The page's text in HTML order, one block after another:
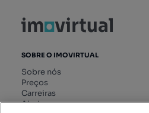
SOBRE O IMOVIRTUAL
Sobre nós
Preços
Carreiras
Ajuda